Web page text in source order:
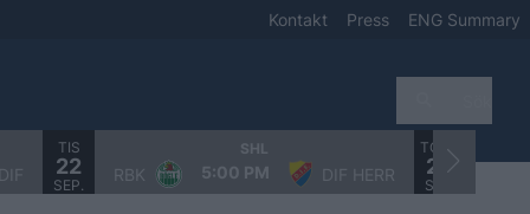
Kontakt Press ENG Summary
DIF
TIS
22
SEP.
SHL
RBK 5:00 PM DIF HERR
TORS
24
SEP.